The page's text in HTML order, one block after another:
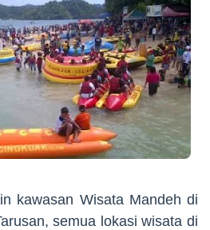
kawasan Wisata Mandeh di
semua lokasi wisata di